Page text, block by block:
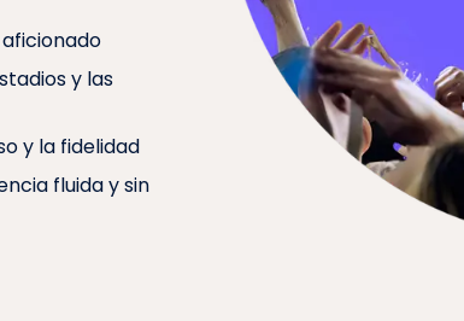
y las
y la fidelidad
fluida y sin